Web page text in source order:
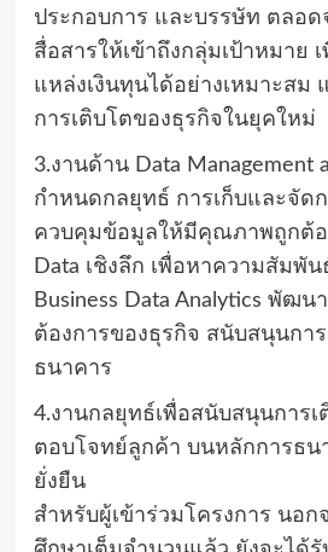
ประกอบการ และบรรษัท ตลอ
สื่อสารให้เข้าถึงกลุ่มเป้าหมาย
แหล่งเงินทุนได้อย่างเหมาะสม
การเติบโตของธุรกิจในยุคใหม่
3.งานด้าน Data Management
กำหนดกลยุทธ์ การเก็บและจัด
ควบคุมข้อมูลให้มีคุณภาพถูกต้อ
Data เชิงลึก เพื่อหาความสัมพั
Business Data Analytics พัฒน
ต้องการของธุรกิจ สนับสนุนกา
ธนาคาร
4.งานกลยุทธ์เพื่อสนับสนุนการ
ตอบโจทย์ลูกค้า บนหลักการธน
ยั่งยืน
สำหรับผู้เข้าร่วมโครงการ นอก